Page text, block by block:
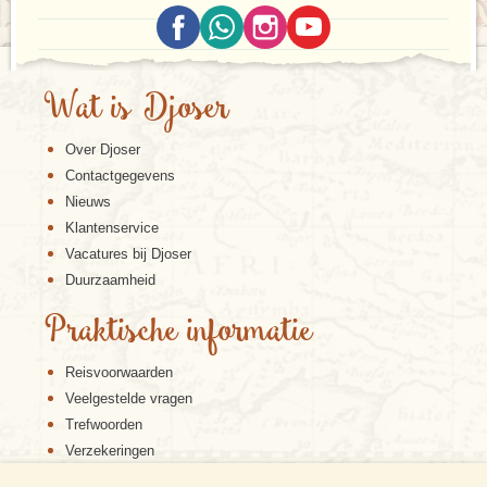
Wat is Djoser
Over Djoser
Contactgegevens
Nieuws
Klantenservice
Vacatures bij Djoser
Duurzaamheid
Praktische informatie
Reisvoorwaarden
Veelgestelde vragen
Trefwoorden
Verzekeringen